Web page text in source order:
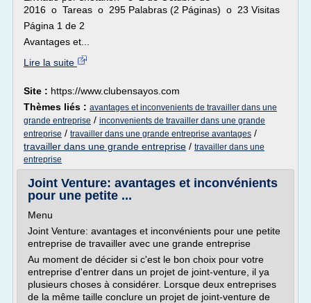
2016 o Tareas o 295 Palabras (2 Páginas) o 23 Visitas
Página 1 de 2
Avantages et...
Lire la suite
Site : https://www.clubensayos.com
Thèmes liés : avantages et inconvenients de travailler dans une
grande entreprise / inconvenients de travailler dans une grande
entreprise / travailler dans une grande entreprise avantages /
travailler dans une grande entreprise / travailler dans une
entreprise
Joint Venture: avantages et inconvénients
pour une petite ...
Menu
Joint Venture: avantages et inconvénients pour une petite
entreprise de travailler avec une grande entreprise
Au moment de décider si c'est le bon choix pour votre
entreprise d'entrer dans un projet de joint-venture, il ya
plusieurs choses à considérer. Lorsque deux entreprises
de la même taille conclure un projet de joint-venture de